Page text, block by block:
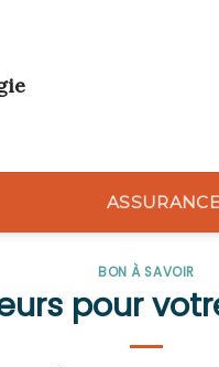
BON À SAVOIR
pour